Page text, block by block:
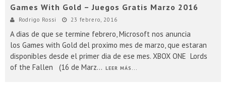
Games With Gold – Juegos Gratis Marzo 2016
Rodrigo Rossi 23 febrero, 2016
A dias de que se termine febrero, Microsoft nos anuncia
los Games with Gold del proximo mes de marzo, que estaran
disponibles desde el primer dia de ese mes. XBOX ONE Lords
of the Fallen (16 de Marz... LEER MÁS...